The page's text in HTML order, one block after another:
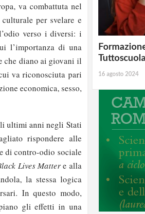
va combattuta nel
per svelare e
verso i diversi: i
l’importanza di una
che diano ai giovani il
va riconosciuta pari
economica, sesso,
ultimi anni negli Stati
rispondere alle
di contro-odio sociale
Lives Mattere alla
la stessa logica
In questo modo,
gli effetti in una
16 agosto 2024